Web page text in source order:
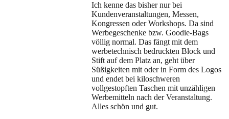
Ich kenne das bisher nur bei
Kundenveranstaltungen, Messen,
Kongressen oder Workshops. Da sind
Werbegeschenke bzw. Goodie-Bags
völlig normal. Das fängt mit dem
werbetechnisch bedruckten Block und
Stift auf dem Platz an, geht über
Süßigkeiten mit oder in Form des Logos
und endet bei kiloschweren
vollgestopften Taschen mit unzähligen
Werbemitteln nach der Veranstaltung.
Alles schön und gut.